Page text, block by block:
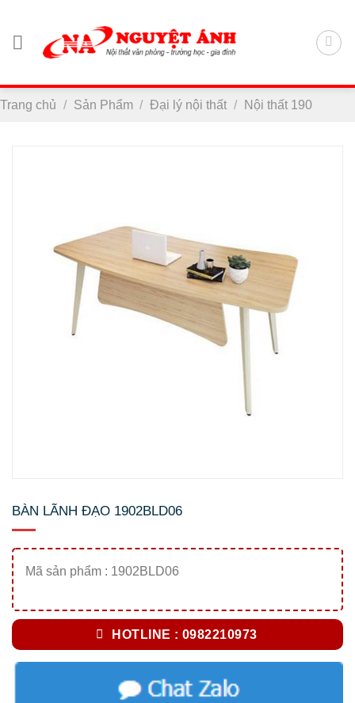
nội
Trang chủ / Sản Phẩm / Đại lý nội thất / Nội thất 190
BÀN LÃNH ĐẠO 1902BLD06
Mã sản phẩm : 1902BLD06
HOTLINE : 0982210973